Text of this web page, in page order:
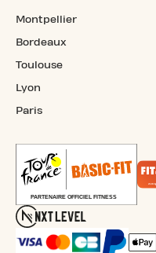
Montpellier
Bordeaux
Toulouse
Lyon
Paris